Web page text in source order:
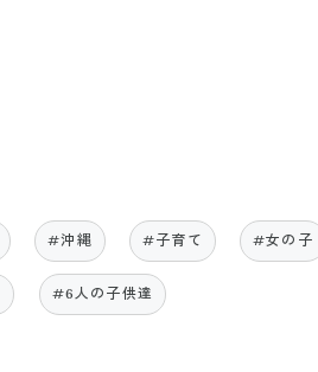
#沖縄 #子育て #女の子
#6人の子供達